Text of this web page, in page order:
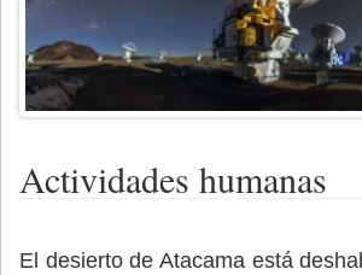
Actividades humanas
El desierto de Atacama está